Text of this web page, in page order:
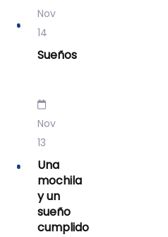
Nov
14
Sueños
Nov
13
Una
mochila
y un
sueño
cumplido